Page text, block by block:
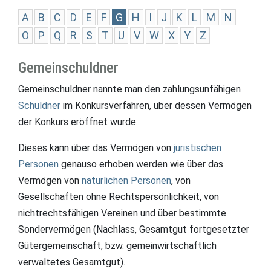
A B C D E F G H I J K L M
N
O
P Q R S T U V W X Y Z
Gemeinschuldner
Gemeinschuldner nannte man den zahlungsunfähigen
Schuldner im Konkursverfahren, über dessen Vermögen
der Konkurs eröffnet wurde.
Dieses kann über das Vermögen von juristischen
Personen genauso erhoben werden wie über das
Vermögen von natürlichen Personen, von
Gesellschaften ohne Rechtspersönlichkeit, von
nichtrechtsfähigen Vereinen und über bestimmte
Sondervermögen (Nachlass, Gesamtgut fortgesetzter
Gütergemeinschaft, bzw. gemeinwirtschaftlich
verwaltetes Gesamtgut).